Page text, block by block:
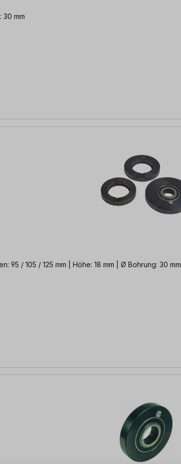
30 mm
95 / 105 / 125 mm | Höhe: 18 mm | Ø Bohrung: 30 mm